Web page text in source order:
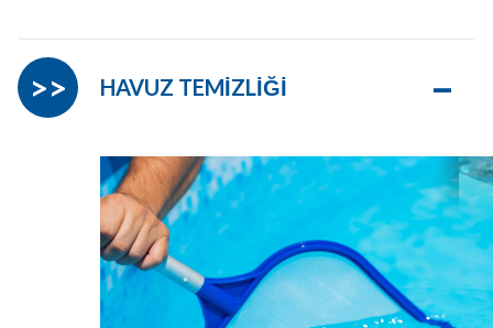
HAVUZ TEMİZLİĞİ –
>>